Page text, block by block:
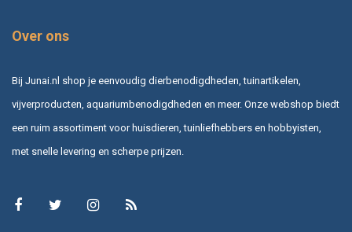
Over ons
Bij Junai.nl shop je eenvoudig dierbenodigdheden, tuinartikelen,
vijverproducten, aquariumbenodigdheden en meer. Onze webshop biedt
een ruim assortiment voor huisdieren, tuinliefhebbers en hobbyisten,
met snelle levering en scherpe prijzen.